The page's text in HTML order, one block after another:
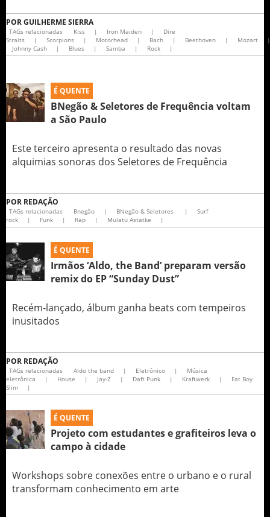
PORGUILHERME SIERRA
TAGs relacionadas Kiss | Iron Maiden |
Dire
Straits
| Scorpions | Motorhead | Bach | Beethoven | Mozart
|
Johnny Cash
| Blues | Samba | Rock |
É QUENTE
BNegão & Seletores de Frequência voltam
a São Paulo
Este terceiro apresenta o resultado das novas
alquimias sonoras dos Seletores de Frequência
POR REDAÇÃO
TAGs relacionadas Bnegão | BNegão & Seletores |
Surf
rock
| Funk | Rap | Mulatu Astatke |
É QUENTE
Irmãos ‘Aldo, the Band’ preparam versão
remix do EP “Sunday Dust”
Recém-lançado, álbum ganha beats com tempeiros
inusitados
POR REDAÇÃO
TAGs relacionadas Aldo the band | Eletrônico |
Música
eletrônica
| House | Jay-Z | Daft Punk | Kraftwerk |
Fat Boy
Slim
|
É QUENTE
Projeto com estudantes e grafiteiros leva o
campo à cidade
Workshops sobre conexões entre o urbano e o rural
transformam conhecimento em arte